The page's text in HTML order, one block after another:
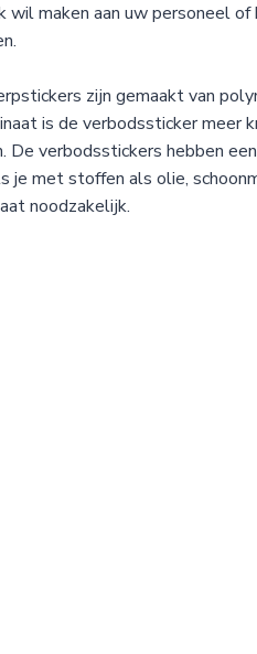
wil maken aan uw personeel of
zijn gemaakt van
is de verbodssticker meer
De verbodsstickers hebben
je met stoffen als olie,
noodzakelijk.